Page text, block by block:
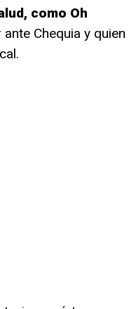
como Oh
Chequia y quien